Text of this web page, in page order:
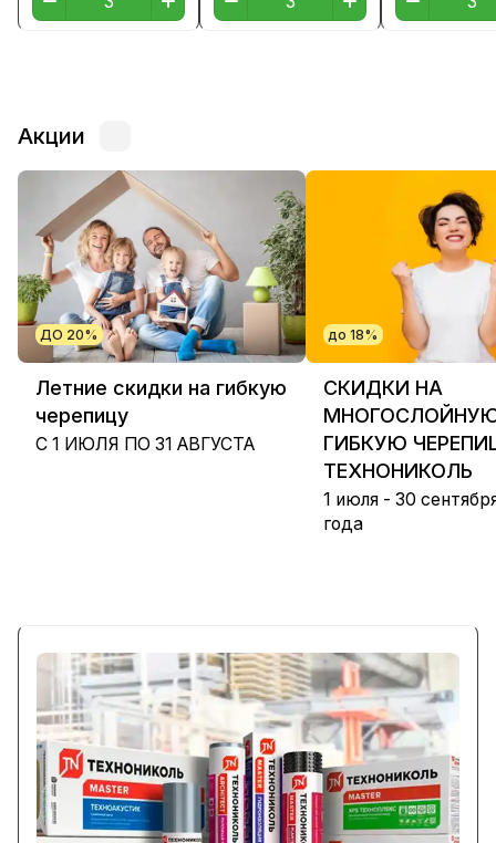
Акции
ДО 20%
Летние скидки на гибкую
черепицу
С 1 ИЮЛЯ ПО 31 АВГУСТА
до 18%
СКИДКИ НА
ГИБКУЮ
ТЕХНОНИКОЛЬ
1 июля - 30
года